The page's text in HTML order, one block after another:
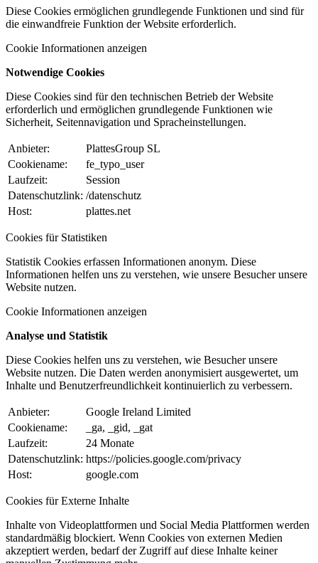
Diese Cookies ermöglichen grundlegende Funktionen und sind für
die einwandfreie Funktion der Website erforderlich.
Cookie Informationen anzeigen
Notwendige Cookies
Diese Cookies sind für den technischen Betrieb der Website
erforderlich und ermöglichen grundlegende Funktionen wie
Sicherheit, Seitennavigation und Spracheinstellungen.
Anbieter:
PlattesGroup SL
Cookiename:
fe_typo_user
Laufzeit:
Session
Datenschutzlink: /datenschutz
Host:
plattes.net
Cookies für Statistiken
Statistik Cookies erfassen Informationen anonym. Diese
Informationen helfen uns zu verstehen, wie unsere Besucher unsere
Website nutzen.
Cookie Informationen anzeigen
Analyse und Statistik
Diese Cookies helfen uns zu verstehen, wie Besucher unsere
Website nutzen. Die Daten werden anonymisiert ausgewertet, um
Inhalte und Benutzerfreundlichkeit kontinuierlich zu verbessern.
Anbieter:
Google Ireland Limited
Cookiename:
_ga, _gid, _gat
Laufzeit:
24 Monate
Datenschutzlink: https://policies.google.com/privacy
Host:
google.com
Cookies für Externe Inhalte
Inhalte von Videoplattformen und Social Media Plattformen werden
standardmäßig blockiert. Wenn Cookies von externen Medien
akzeptiert werden, bedarf der Zugriff auf diese Inhalte keiner